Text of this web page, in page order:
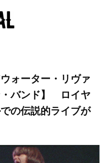
ォーター・リヴァ
バンド】 ロイヤ
の伝説的ライブが